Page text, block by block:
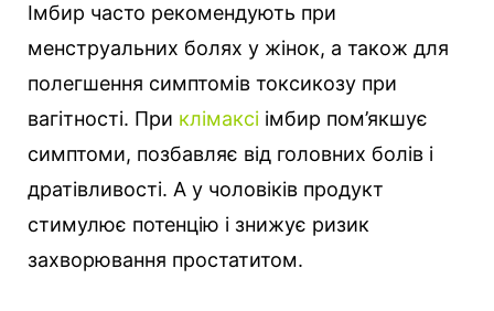
Імбир часто рекомендують при
менструальних болях у жінок, а також для
полегшення симптомів токсикозу при
вагітності. При клімаксі імбир пом’якшує
симптоми, позбавляє від головних болів і
дратівливості. А у чоловіків продукт
стимулює потенцію і знижує ризик
захворювання простатитом.